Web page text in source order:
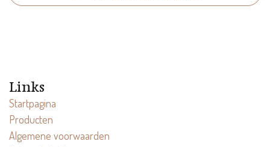
Links
Startpagina
Producten
Algemene voorwaarden